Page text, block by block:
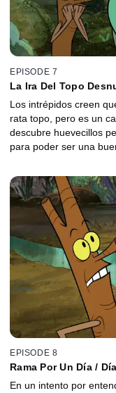
EPISODE 7
La Ira Del Topo
Los intrépidos creen
rata topo, pero es un
descubre huevecillos
para poder ser una
EPISODE 8
Rama Por Un Día /
En un intento por